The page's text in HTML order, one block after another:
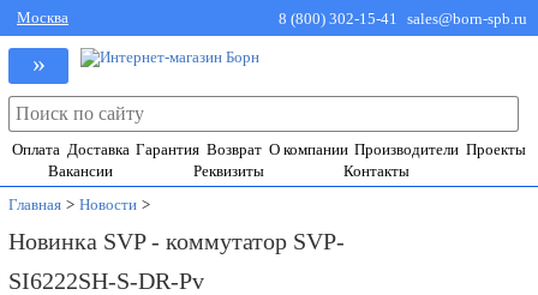
Москва 8 (800) 302-15-41 sales@born-spb.ru
»
Оплата Доставка Гарантия Возврат О компании Производители Проекты
Вакансии
Реквизиты
Контакты
Главная > Новости >
Новинка SVP - коммутатор SVP-
SI6222SH-S-DR-Pv